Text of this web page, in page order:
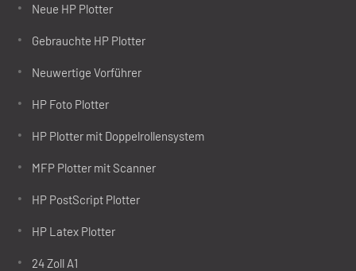
Neue HP Plotter
Gebrauchte HP Plotter
Neuwertige Vorführer
HP Foto Plotter
HP Plotter mit Doppelrollensystem
MFP Plotter mit Scanner
HP PostScript Plotter
HP Latex Plotter
24 Zoll A1